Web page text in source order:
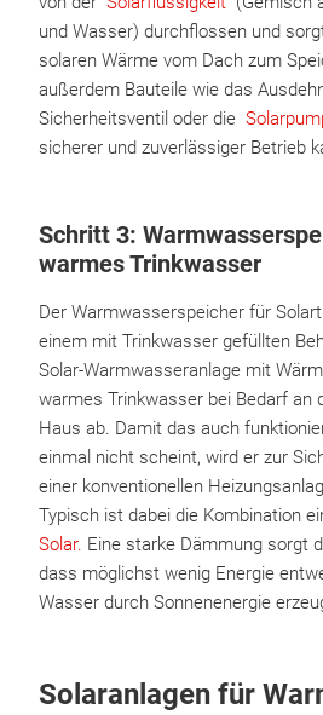
und Wasser) durchflossen und
solaren Wärme vom Dach zum
außerdem Bauteile wie das
Sicherheitsventil oder die
sicherer und zuverlässiger Betrieb
Schritt 3:
warmes Trinkwasser
Der Warmwasserspeicher für
einem mit Trinkwasser gefüllten
Solar-Warmwasseranlage mit
warmes Trinkwasser bei Bedarf an
Haus ab. Damit das auch
einmal nicht scheint, wird er zur
einer konventionellen
Typisch ist dabei die Kombination
Solar. Eine starke Dämmung sorgt
dass möglichst wenig Energie
Wasser durch Sonnenenergie
Solaranlagen für